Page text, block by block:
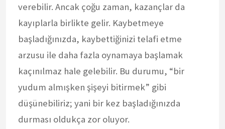
verebilir. Ancak çoğu zaman, kazançlar da
kayıplarla birlikte gelir. Kaybetmeye
başladığınızda, kaybettiğinizi telafi etme
arzusu ile daha fazla oynamaya başlamak
kaçınılmaz hale gelebilir. Bu durumu, “bir
yudum almışken şişeyi bitirmek” gibi
düşünebiliriz; yani bir kez başladığınızda
durması oldukça zor oluyor.